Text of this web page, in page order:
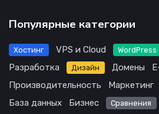
Популярные категории
Хостинг VPS и Cloud WordPress
Разработка
Дизайн Домены
Производительность Маркетинг
База данных
Бизнес Сравнения